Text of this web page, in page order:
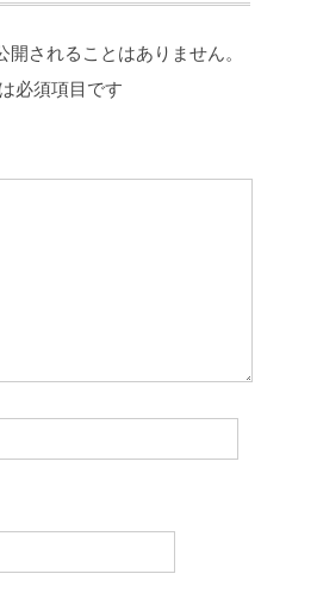
開されることはありません。
必須項目です